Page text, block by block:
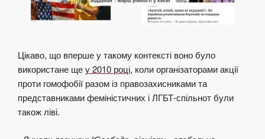
Цікаво, що вперше у такому контексті воно було
використане щеу 2010 році, коли організаторами акції
проти гомофобії разом із правозахисниками та
представниками феміністичних і ЛГБТ-спільнот були
також ліві.